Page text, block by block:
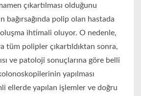
çıkartılması olduğunu
bağırsağında polip olan hastada
ihtimali oluyor. O nedenle,
tüm polipler çıkartıldıktan sonra,
ve patoloji sonuçlarına göre belli
yapılması
ellerde yapılan işlemler ve doğru